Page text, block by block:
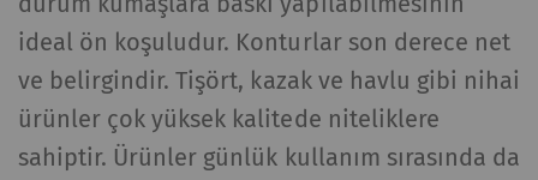
ideal ön koşuludur. Konturlar son derece net
ve belirgindir. Tişört, kazak ve havlu gibi nihai
ürünler çok yüksek kalitede niteliklere
sahiptir. Ürünler günlük kullanım sırasında da